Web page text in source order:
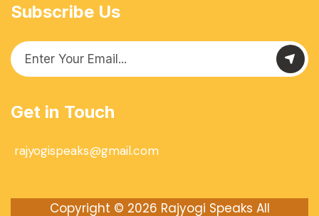
Subscribe Us
Get in Touch
rajyogispeaks@gmail.com
Copyright © 2026 Rajyogi Speaks All